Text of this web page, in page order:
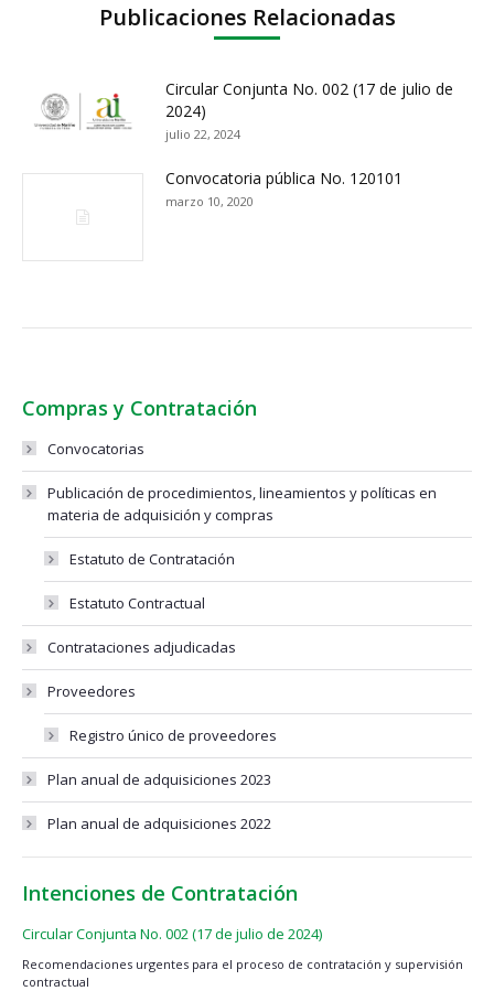
Publicaciones Relacionadas
Circular Conjunta No. 002 (17 de julio de
2024)
julio 22, 2024
Convocatoria pública No. 120101
marzo 10, 2020
Compras y Contratación
Convocatorias
Publicación de procedimientos, lineamientos y políticas en
materia de adquisición y compras
Estatuto de Contratación
Estatuto Contractual
Contrataciones adjudicadas
Proveedores
Registro único de proveedores
Plan anual de adquisiciones 2023
Plan anual de adquisiciones 2022
Intenciones de Contratación
Circular Conjunta No. 002 (17 de julio de 2024)
Recomendaciones urgentes para el proceso de contratación y supervisión
contractual